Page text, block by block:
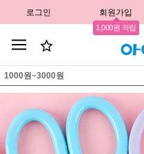
로그인 회원가입
1,000원 적립
1000원~3000원